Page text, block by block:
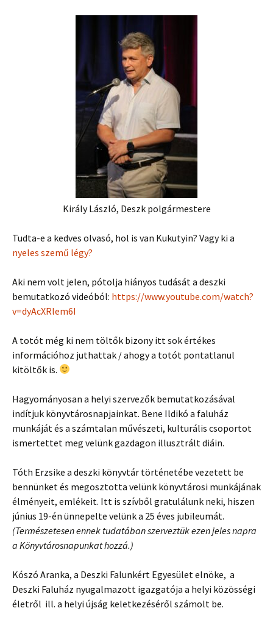
Király László, Deszk polgármestere
Tudta-e a kedves olvasó, hol is van Kukutyin? Vagy ki a
nyeles szemű légy?
Aki nem volt jelen, pótolja hiányos tudását a deszki
bemutatkozó videóból: https://www.youtube.com/watch?
v=dyAcXRlem6I
A totót még ki nem töltők bizony itt sok értékes
információhoz juthattak / ahogy a totót pontatlanul
kitöltők is.
Hagyományosan a helyi szervezők bemutatkozásával
indítjuk könyvtárosnapjainkat. Bene Ildikó a faluház
munkáját és a számtalan művészeti, kulturális csoportot
ismertettet meg velünk gazdagon illusztrált diáin.
Tóth Erzsike a deszki könyvtár történetébe vezetett be
bennünket és megosztotta velünk könyvtárosi munkájának
élményeit, emlékeit. Itt is szívből gratulálunk neki, hiszen
június 19-én ünnepelte velünk a 25 éves jubileumát.
(Természetesen ennek tudatában szerveztük ezen jeles napra
a Könyvtárosnapunkat hozzá.)
Kószó Aranka, a Deszki Falunkért Egyesület elnöke, a
Deszki Faluház nyugalmazott igazgatója a helyi közösségi
életről ill. a helyi újság keletkezéséről számolt be.